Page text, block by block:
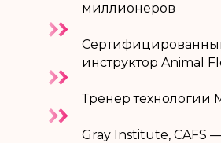
миллионеров
инструктор Animal
Тренер технологии
Gray Institute, CAFS